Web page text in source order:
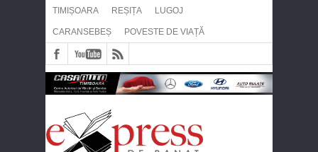
TIMIȘOARA REȘIȚA LUGOJ
CARANSEBEȘ POVESTE DE VIAȚĂ